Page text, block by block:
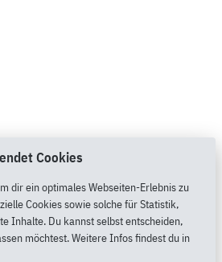
Cookies
dir ein optimales Webseiten-Erlebnis zu
Cookies sowie solche für Statistik,
Inhalte. Du kannst selbst entscheiden,
möchtest. Weitere Infos findest du in